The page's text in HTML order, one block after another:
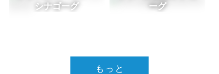
シナゴーグ
ーグ
もっと